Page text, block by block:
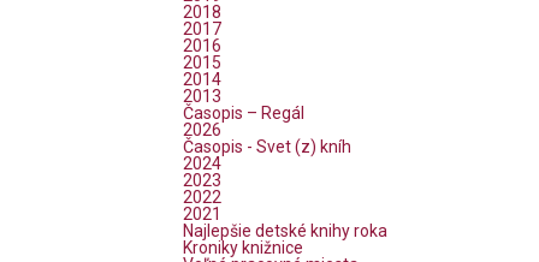
2018
2017
2016
2015
2014
2013
Časopis – Regál
2026
Časopis - Svet (z) kníh
2024
2023
2022
2021
Najlepšie detské knihy roka
Kroniky knižnice